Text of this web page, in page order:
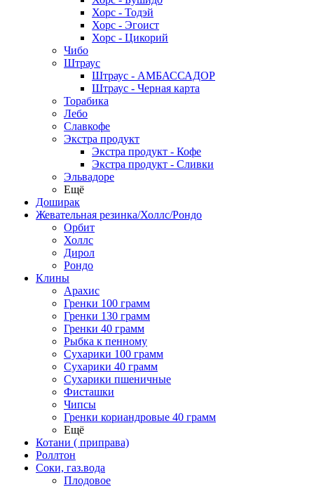
Хорс - Тодэй
Хорс - Эгоист
Хорс - Цикорий
Чибо
Штраус
Штраус - АМБАССАДОР
Штраус - Черная карта
Торабика
Лебо
Славкофе
Экстра продукт
Экстра продукт - Кофе
Экстра продукт - Сливки
Эльвадоре
Ещё
Доширак
Жевательная резинка/Холлс/Рондо
Орбит
Холлс
Дирол
Рондо
Клины
Арахис
Гренки 100 грамм
Гренки 130 грамм
Гренки 40 грамм
Рыбка к пенному
Сухарики 100 грамм
Сухарики 40 грамм
Сухарики пшеничные
Фисташки
Чипсы
Гренки кориандровые 40 грамм
Ещё
Котани ( приправа)
Роллтон
Соки, газ.вода
Плодовое